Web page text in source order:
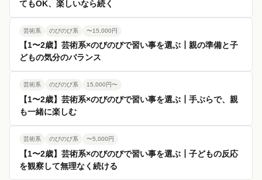
てもOK、楽しいなら続く
芸術系 のびのび系 〜15,000円
【1〜2歳】芸術系×のびのびで習い事を選ぶ┃親の準備と子
どもの気分のバランス
芸術系 のびのび系 15,000円〜
【1〜2歳】芸術系×のびのびで習い事を選ぶ┃手ぶらで、親
も一緒に楽しむ
芸術系 のびのび系 〜5,000円
【1〜2歳】芸術系×のびのびで習い事を選ぶ┃子どもの反応
を観察して無理なく続ける